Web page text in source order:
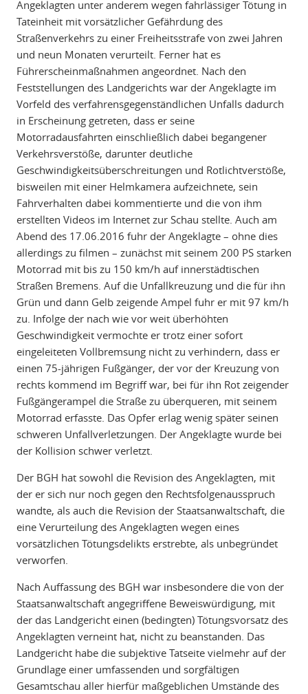
Angeklagten unter anderem wegen fahrlässiger Tötung in
Tateinheit mit vorsätzlicher Gefährdung des
Straßenverkehrs zu einer Freiheitsstrafe von zwei Jahren
und neun Monaten verurteilt. Ferner hat es
Führerscheinmaßnahmen angeordnet. Nach den
Feststellungen des Landgerichts war der Angeklagte im
Vorfeld des verfahrensgegenständlichen Unfalls dadurch
in Erscheinung getreten, dass er seine
Motorradausfahrten einschließlich dabei begangener
Verkehrsverstöße, darunter deutliche
Geschwindigkeitsüberschreitungen und Rotlichtverstöße,
bisweilen mit einer Helmkamera aufzeichnete, sein
Fahrverhalten dabei kommentierte und die von ihm
erstellten Videos im Internet zur Schau stellte. Auch am
Abend des 17.06.2016 fuhr der Angeklagte – ohne dies
allerdings zu filmen – zunächst mit seinem 200 PS starken
Motorrad mit bis zu 150 km/h auf innerstädtischen
Straßen Bremens. Auf die Unfallkreuzung und die für ihn
Grün und dann Gelb zeigende Ampel fuhr er mit 97 km/h
zu. Infolge der nach wie vor weit überhöhten
Geschwindigkeit vermochte er trotz einer sofort
eingeleiteten Vollbremsung nicht zu verhindern, dass er
einen 75-jährigen Fußgänger, der vor der Kreuzung von
rechts kommend im Begriff war, bei für ihn Rot zeigender
Fußgängerampel die Straße zu überqueren, mit seinem
Motorrad erfasste. Das Opfer erlag wenig später seinen
schweren Unfallverletzungen. Der Angeklagte wurde bei
der Kollision schwer verletzt.
Der BGH hat sowohl die Revision des Angeklagten, mit
der er sich nur noch gegen den Rechtsfolgenausspruch
wandte, als auch die Revision der Staatsanwaltschaft, die
eine Verurteilung des Angeklagten wegen eines
vorsätzlichen Tötungsdelikts erstrebte, als unbegründet
verworfen.
Nach Auffassung des BGH war insbesondere die von der
Staatsanwaltschaft angegriffene Beweiswürdigung, mit
der das Landgericht einen (bedingten) Tötungsvorsatz des
Angeklagten verneint hat, nicht zu beanstanden. Das
Landgericht habe die subjektive Tatseite vielmehr auf der
Grundlage einer umfassenden und sorgfältigen
Gesamtschau aller hierfür maßgeblichen Umstände des